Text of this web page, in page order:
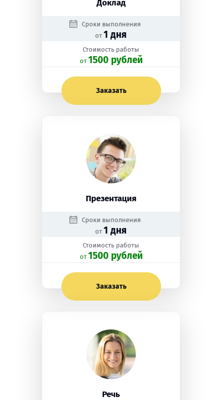
Доклад
Сроки выполнения
от 1 дня
Стоимость работы
oт 1500 рублей
Заказать
Презентация
Сроки выполнения
от 1 дня
Стоимость работы
oт 1500 рублей
Заказать
Речь